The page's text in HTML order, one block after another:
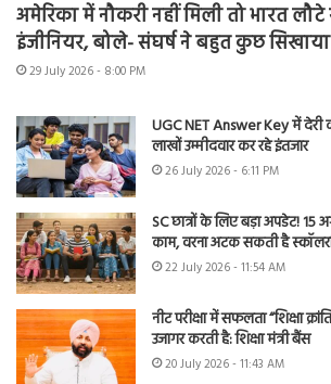
अमेरिका में नौकरी नहीं मिली तो भारत
इंजीनियर, बोले- संघर्ष ने बहुत कुछ सिखाया
29 July 2026 - 8:00 PM
UGC NET Answer Key में
लाखों उम्मीदवार कर रहे इंतजार
26 July 2026 - 6:11 PM
SC छात्रों के लिए बड़ा अपडेट!
काम, वरना अटक सकती है
22 July 2026 - 11:54 AM
नीट परीक्षा में सफलता “शिक्षा
उजागर करती है: शिक्षा मंत्री बैंस
20 July 2026 - 11:43 AM